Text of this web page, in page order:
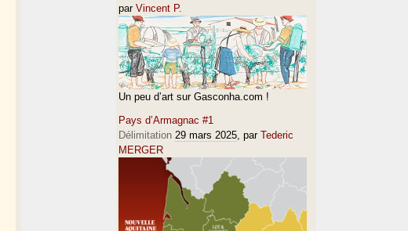
par Vincent P.
Un peu d’art sur Gasconha.com !
Pays d’Armagnac #1
Délimitation 29 mars 2025, par Tederic
MERGER